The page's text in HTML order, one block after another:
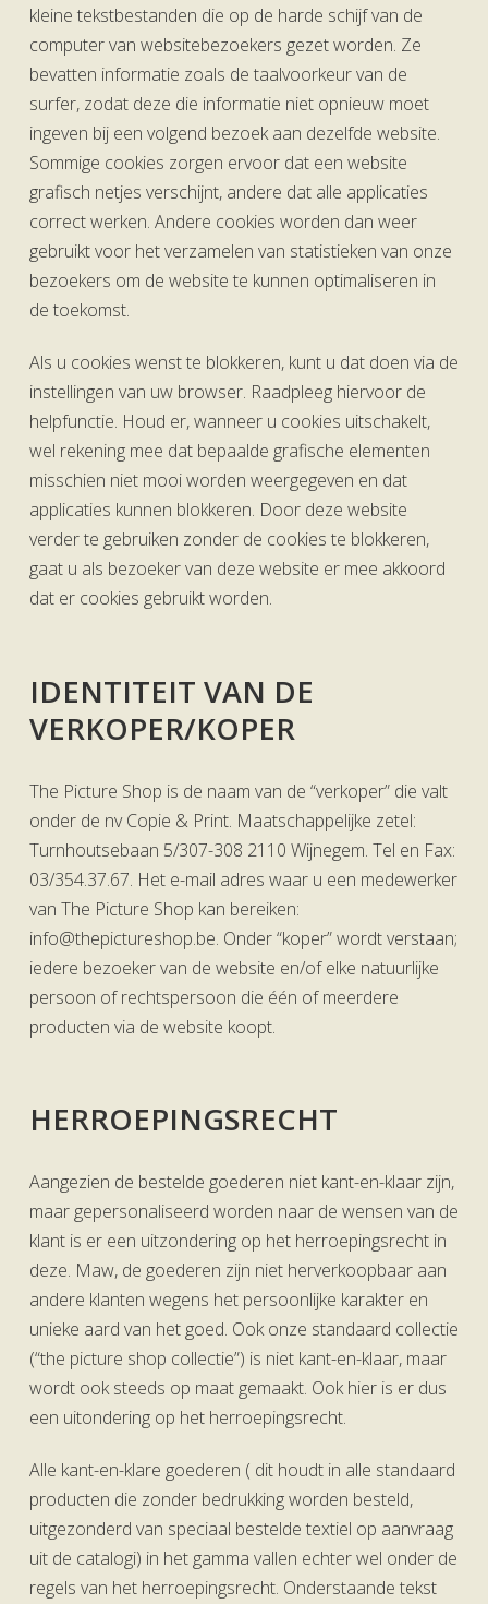
kleine tekstbestanden die op de harde schijf van de
computer van websitebezoekers gezet worden. Ze
bevatten informatie zoals de taalvoorkeur van de
surfer, zodat deze die informatie niet opnieuw moet
ingeven bij een volgend bezoek aan dezelfde website.
Sommige cookies zorgen ervoor dat een website
grafisch netjes verschijnt, andere dat alle applicaties
correct werken. Andere cookies worden dan weer
gebruikt voor het verzamelen van statistieken van onze
bezoekers om de website te kunnen optimaliseren in
de toekomst.
Als u cookies wenst te blokkeren, kunt u dat doen via de
instellingen van uw browser. Raadpleeg hiervoor de
helpfunctie. Houd er, wanneer u cookies uitschakelt,
wel rekening mee dat bepaalde grafische elementen
misschien niet mooi worden weergegeven en dat
applicaties kunnen blokkeren. Door deze website
verder te gebruiken zonder de cookies te blokkeren,
gaat u als bezoeker van deze website er mee akkoord
dat er cookies gebruikt worden.
IDENTITEIT VAN DE
VERKOPER/KOPER
The Picture Shop is de naam van de “verkoper” die valt
onder de nv Copie & Print. Maatschappelijke zetel:
Turnhoutsebaan 5/307-308 2110 Wijnegem. Tel en Fax:
03/354.37.67. Het e-mail adres waar u een medewerker
van The Picture Shop kan bereiken:
info@thepictureshop.be. Onder “koper” wordt verstaan;
iedere bezoeker van de website en/of elke natuurlijke
persoon of rechtspersoon die één of meerdere
producten via de website koopt.
HERROEPINGSRECHT
Aangezien de bestelde goederen niet kant-en-klaar zijn,
maar gepersonaliseerd worden naar de wensen van de
klant is er een uitzondering op het herroepingsrecht in
deze. Maw, de goederen zijn niet herverkoopbaar aan
andere klanten wegens het persoonlijke karakter en
unieke aard van het goed. Ook onze standaard collectie
(“the picture shop collectie”) is niet kant-en-klaar, maar
wordt ook steeds op maat gemaakt. Ook hier is er dus
een uitondering op het herroepingsrecht.
Alle kant-en-klare goederen ( dit houdt in alle standaard
producten die zonder bedrukking worden besteld,
uitgezonderd van speciaal bestelde textiel op aanvraag
uit de catalogi) in het gamma vallen echter wel onder de
regels van het herroepingsrecht. Onderstaande tekst